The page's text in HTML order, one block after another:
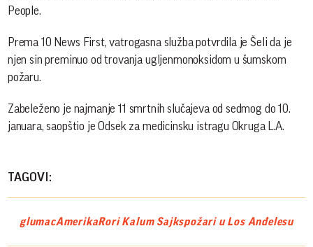
People.
Prema 10 News First, vatrogasna služba potvrdila je Šeli da je
njen sin preminuo od trovanja ugljenmonoksidom u šumskom
požaru.
Zabeleženo je najmanje 11 smrtnih slučajeva od sedmog do 10.
januara, saopštio je Odsek za medicinsku istragu Okruga L.A.
TAGOVI:
glumacAmerikaRori Kalum Sajkspožari u Los Anđelesu